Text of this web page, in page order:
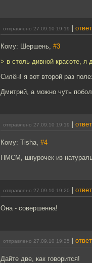
отправлено 27.09.10 19:19
Кому: Шершень, #3
> в столь дивной красоте, я
Силён! я вот второй раз
Дмитрий, а можно чуть
отправлено 27.09.10 19:19
Кому: Tisha, #4
ПМСМ, шнурочек из
отправлено 27.09.10 19:20
Она - совершенна!
отправлено 27.09.10 19:25
Дайте две, как говорится!